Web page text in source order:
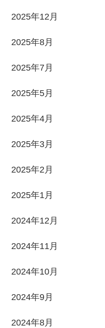
2025年12月
2025年8月
2025年7月
2025年5月
2025年4月
2025年3月
2025年2月
2025年1月
2024年12月
2024年11月
2024年10月
2024年9月
2024年8月